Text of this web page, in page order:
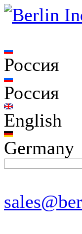
Россия
Россия
English
Germany